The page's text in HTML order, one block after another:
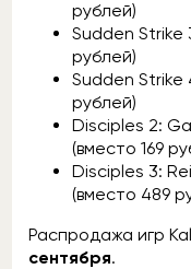
рублей)
Sudden Strike
рублей)
Sudden Strike
рублей)
Disciples 2:
(вместо 169
Disciples 3:
(вместо 489
Распродажа игр
сентября.